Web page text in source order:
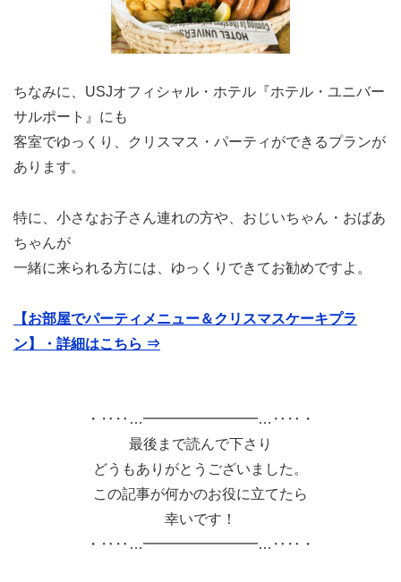
ちなみに、USJオフィシャル・ホテル『ホテル・ユニバー
サルポート』にも
客室でゆっくり、クリスマス・パーティができるプランが
あります。
特に、小さなお子さん連れの方や、おじいちゃん・おばあ
ちゃんが
一緒に来られる方には、ゆっくりできてお勧めですよ。
【お部屋でパーティメニュー＆クリスマスケーキプラ
ン】・詳細はこちら ⇒
・‥‥…━━━━━━━━…‥‥・
最後まで読んで下さり
どうもありがとうございました。
この記事が何かのお役に立てたら
幸いです！
・‥‥…━━━━━━━━…‥‥・